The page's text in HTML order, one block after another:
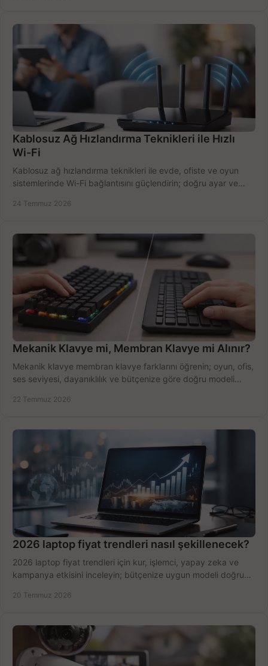
Kablosuz Ağ Hızlandırma Teknikleri ile Hızlı
Wi-Fi
Kablosuz ağ hızlandırma teknikleri ile evde, ofiste ve oyun
sistemlerinde Wi-Fi bağlantısını güçlendirin; doğru ayar ve
24 Temmuz 2026
Mekanik Klavye mi, Membran Klavye mi Alınır?
Mekanik klavye membran klavye farklarını öğrenin; oyun, ofis,
ses seviyesi, dayanıklılık ve bütçenize göre doğru modeli
22 Temmuz 2026
2026 laptop fiyat trendleri nasıl şekillenecek?
2026 laptop fiyat trendleri için kur, işlemci, yapay zeka ve
kampanya etkisini inceleyin; bütçenize uygun modeli doğru
20 Temmuz 2026